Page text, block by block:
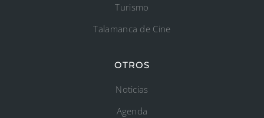
Turismo
Talamanca de Cine
OTROS
Noticias
Agenda